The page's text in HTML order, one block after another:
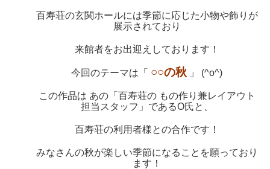
百寿荘の玄関ホールには季節に応じた小物や飾りが
展示されており
来館者をお出迎えしております！
今回のテーマは「 ○○の秋 」 (^o^)
この作品は あの「百寿荘の もの作り兼レイアウト
担当スタッフ」であるO氏と、
百寿荘の利用者様との合作です！
みなさんの秋が楽しい季節になることを願っており
ます！